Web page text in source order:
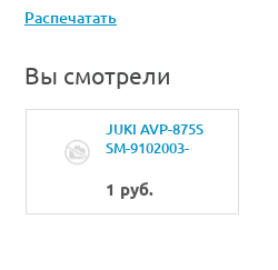
Распечатать
Вы смотрели
JUKI AVP-875S
SM-9102003-
L=20
1 руб.